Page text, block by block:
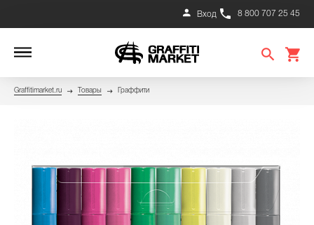
8 800 707 25 45
Вход
Graffitimarket.ru Товары Граффити